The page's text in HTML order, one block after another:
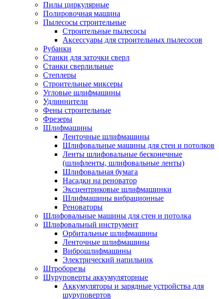
Пилы циркулярные
Полировочная машина
Пылесосы строительные
Строительные пылесосы
Аксессуары для строительных пылесосов
Рубанки
Станки для заточки сверл
Станки сверлильные
Степлеры
Строительные миксеры
Угловые шлифмашины
Удлиннители
Фены строительные
Фрезеры
Шлифмашины
Ленточные шлифмашины
Шлифовальные машины для стен и потолков
Ленты шлифовальные бесконечные
(шлифленты, шлифовальные ленты)
Шлифовальная бумага
Насадки на реноватор
Эксцентриковые шлифмашинки
Шлифмашины вибрационные
Реноваторы
Шлифовальные машины для стен и потолка
Шлифовальный инструмент
Орбитальные шлифмашины
Ленточные шлифмашины
Виброшлифмашины
Электрический напильник
Штроборезы
Шуруповерты аккумуляторные
Аккумуляторы и зарядные устройства для
шуруповертов